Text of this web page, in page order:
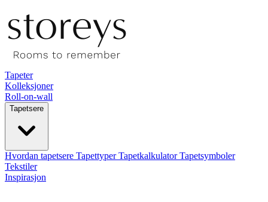
Tapeter
Kolleksjoner
Roll-on-wall
Tapetsere
Hvordan tapetsere TapettyperTapetkalkulatorTapetsymboler
Tekstiler
Inspirasjon